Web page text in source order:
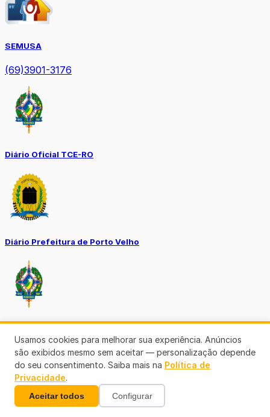
SEMUSA
(69)3901-3176
Diário Oficial TCE-RO
Diário Prefeitura de Porto Velho
Usamos cookies para melhorar sua experiência. Anúncios
são exibidos mesmo sem aceitar — personalização depende
do seu consentimento. Saiba mais na Política de
Privacidade.
Aceitar todos Configurar